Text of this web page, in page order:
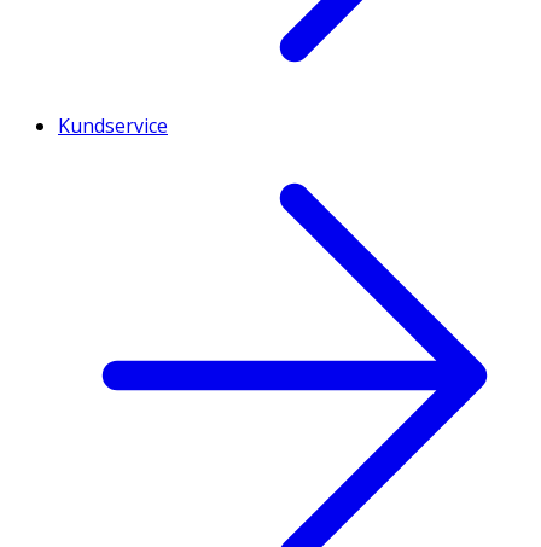
Kundservice